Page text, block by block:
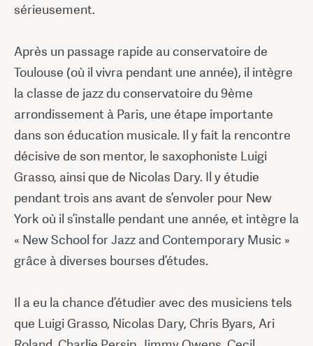
sérieusement.
Après un passage rapide au conservatoire de
Toulouse (où il vivra pendant une année), il intègre
la classe de jazz du conservatoire du 9ème
arrondissement à Paris, une étape importante
dans son éducation musicale. Il y fait la rencontre
décisive de son mentor, le saxophoniste Luigi
Grasso, ainsi que de Nicolas Dary. Il y étudie
pendant trois ans avant de s’envoler pour New
York où il s’installe pendant une année, et intègre la
« New School for Jazz and Contemporary Music »
grâce à diverses bourses d’études.
Il a eu la chance d’étudier avec des musiciens tels
que Luigi Grasso, Nicolas Dary, Chris Byars, Ari